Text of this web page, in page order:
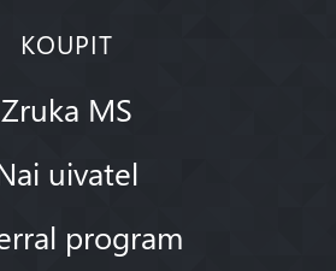
KOUPIT
Zruka MS
uivatel
program